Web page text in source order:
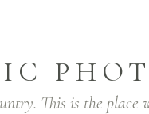
This is the place